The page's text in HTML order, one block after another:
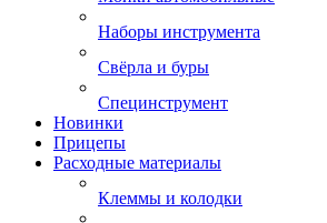
Наборы инструмента
Свёрла и буры
Специнструмент
Новинки
Прицепы
Расходные материалы
Клеммы и колодки